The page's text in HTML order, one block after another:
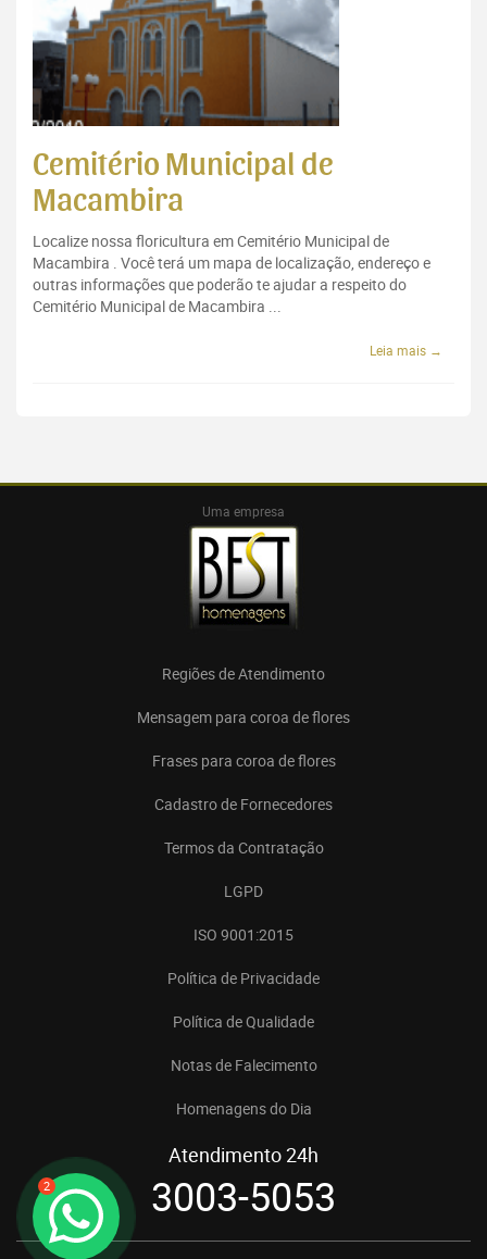
2
Cemitério Municipal de
Macambira
Localize nossa floricultura em Cemitério Municipal de
Macambira . Você terá um mapa de localização, endereço e
outras informações que poderão te ajudar a respeito do
Cemitério Municipal de Macambira ...
Leia mais →
Uma empresa
Regiões de Atendimento
Mensagem para coroa de flores
Frases para coroa de flores
Cadastro de Fornecedores
Termos da Contratação
LGPD
ISO 9001:2015
Política de Privacidade
Política de Qualidade
Notas de Falecimento
Homenagens do Dia
Atendimento 24h
3003-5053